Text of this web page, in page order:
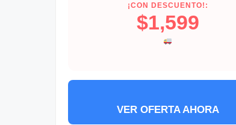
¡CON DESCUENTO!:
$1,599
VER OFERTA AHORA